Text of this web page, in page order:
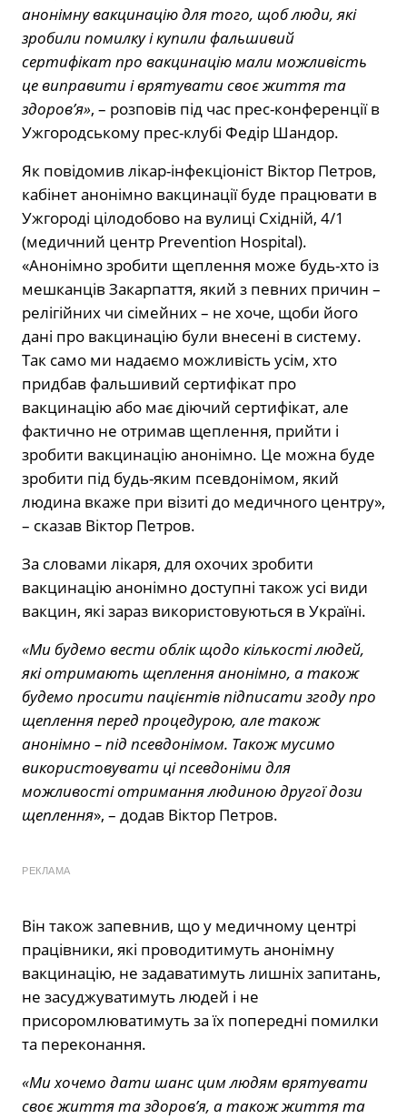
анонімну вакцинацію для того, щоб люди, які
зробили помилку і купили фальшивий
сертифікат про вакцинацію мали можливість
це виправити і врятувати своє життя та
здоров’я», – розповів під час прес-конференції в
Ужгородському прес-клубі Федір Шандор.
Як повідомив лікар-інфекціоніст Віктор Петров,
кабінет анонімно вакцинації буде працювати в
Ужгороді цілодобово на вулиці Східній, 4/1
(медичний центр Prevention Hospital).
«Анонімно зробити щеплення може будь-хто із
мешканців Закарпаття, який з певних причин –
релігійних чи сімейних – не хоче, щоби його
дані про вакцинацію були внесені в систему.
Так само ми надаємо можливість усім, хто
придбав фальшивий сертифікат про
вакцинацію або має діючий сертифікат, але
фактично не отримав щеплення, прийти і
зробити вакцинацію анонімно. Це можна буде
зробити під будь-яким псевдонімом, який
людина вкаже при візиті до медичного центру»,
– сказав Віктор Петров.
За словами лікаря, для охочих зробити
вакцинацію анонімно доступні також усі види
вакцин, які зараз використовуються в Україні.
«Ми будемо вести облік щодо кількості людей,
які отримають щеплення анонімно, а також
будемо просити пацієнтів підписати згоду про
щеплення перед процедурою, але також
анонімно – під псевдонімом. Також мусимо
використовувати ці псевдоніми для
можливості отримання людиною другої дози
щеплення», – додав Віктор Петров.
РЕКЛАМА
Він також запевнив, що у медичному центрі
працівники, які проводитимуть анонімну
вакцинацію, не задаватимуть лишніх запитань,
не засуджуватимуть людей і не
присоромлюватимуть за їх попередні помилки
та переконання.
«Ми хочемо дати шанс цим людям врятувати
своє життя та здоров’я, а також життя та